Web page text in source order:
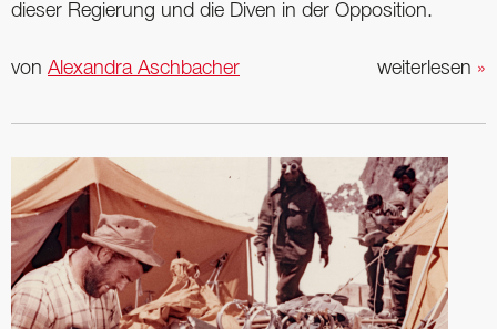
dieser Regierung und die Diven in der Opposition.
weiterlesen »
von Alexandra Aschbacher